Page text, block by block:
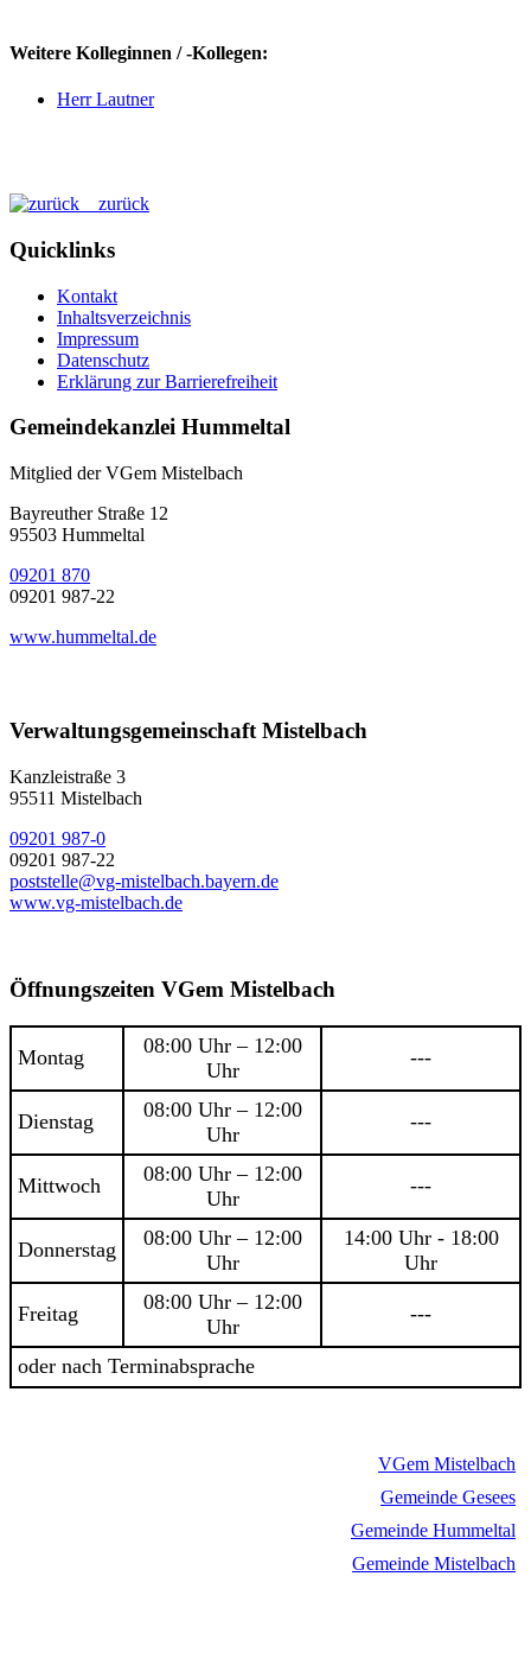
Weitere Kolleginnen / -Kollegen:
Herr Lautner
zurück
Quicklinks
Kontakt
Inhaltsverzeichnis
Impressum
Datenschutz
Erklärung zur Barrierefreiheit
Gemeindekanzlei Hummeltal
Mitglied der VGem Mistelbach
Bayreuther Straße 12
95503 Hummeltal
09201 870
09201 987-22
www.hummeltal.de
Verwaltungsgemeinschaft Mistelbach
Kanzleistraße 3
95511 Mistelbach
09201 987-0
09201 987-22
poststelle@vg-mistelbach.bayern.de
www.vg-mistelbach.de
Öffnungszeiten VGem Mistelbach
Montag
08:00 Uhr – 12:00
Uhr
---
Dienstag
08:00 Uhr – 12:00
Uhr
---
Mittwoch
08:00 Uhr – 12:00
Uhr
---
Donnerstag
08:00 Uhr – 12:00
Uhr
14:00 Uhr - 18:00
Uhr
Freitag
08:00 Uhr – 12:00
Uhr
---
oder nach Terminabsprache
VGem Mistelbach
Gemeinde Gesees
Gemeinde Hummeltal
Gemeinde Mistelbach